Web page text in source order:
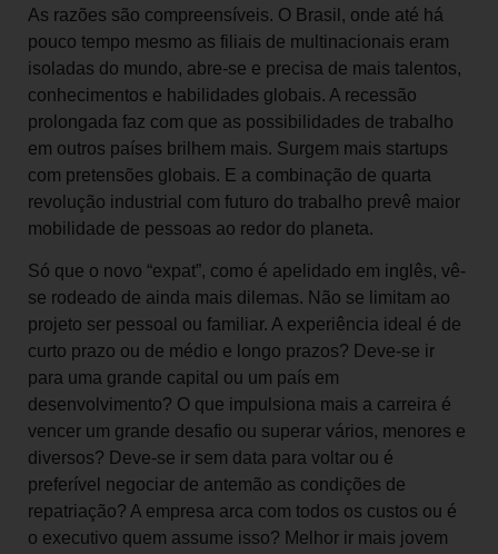
As razões são compreensíveis. O Brasil, onde até há
pouco tempo mesmo as filiais de multinacionais eram
isoladas do mundo, abre-se e precisa de mais talentos,
conhecimentos e habilidades globais. A recessão
prolongada faz com que as possibilidades de trabalho
em outros países brilhem mais. Surgem mais startups
com pretensões globais. E a combinação de quarta
revolução industrial com futuro do trabalho prevê maior
mobilidade de pessoas ao redor do planeta.
Só que o novo “expat”, como é apelidado em inglês, vê-
se rodeado de ainda mais dilemas. Não se limitam ao
projeto ser pessoal ou familiar. A experiência ideal é de
curto prazo ou de médio e longo prazos? Deve-se ir
para uma grande capital ou um país em
desenvolvimento? O que impulsiona mais a carreira é
vencer um grande desafio ou superar vários, menores e
diversos? Deve-se ir sem data para voltar ou é
preferível negociar de antemão as condições de
repatriação? A empresa arca com todos os custos ou é
o executivo quem assume isso? Melhor ir mais jovem